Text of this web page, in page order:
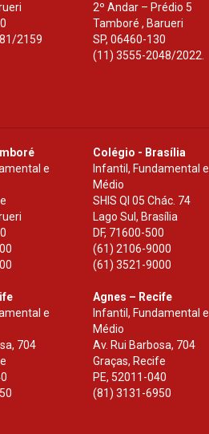
2159
2º Andar – Prédio 5
Tamboré , Barueri
SP, 06460-130
(11) 3555-2048/2022.
e
Colégio - Brasília
Infantil, Fundamental e
Médio
SHIS Ql 05 Chác. 74
Lago Sul, Brasília
DF, 71600-500
(61) 2106-9000
(61) 3521-9000
e
704
Agnes – Recife
Infantil, Fundamental e
Médio
Av. Rui Barbosa, 704
Graças, Recife
PE, 52011-040
(81) 3131-6950